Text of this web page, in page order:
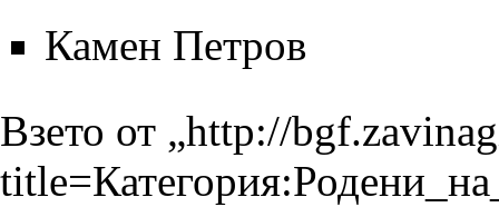
Камен Петров
Взето от „http://